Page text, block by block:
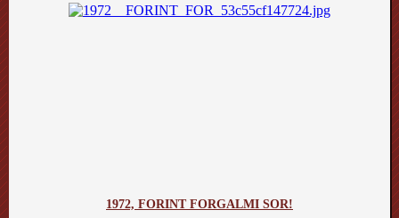
1972, FORINT FORGALMI SOR!